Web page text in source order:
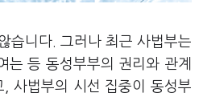
습니다. 그러나 최근 사법부는
등 동성부부의 권리와 관계
사법부의 시선 집중이 동성부